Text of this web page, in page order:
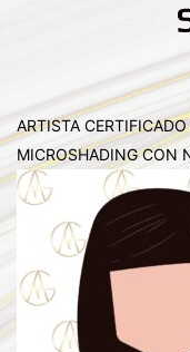
ARTISTA
MICROSHADING CON